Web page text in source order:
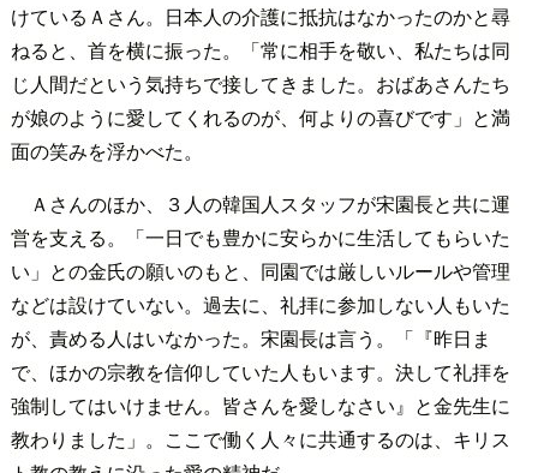
けているＡさん。日本人の介護に抵抗はなかったのかと尋
ねると、首を横に振った。「常に相手を敬い、私たちは同
じ人間だという気持ちで接してきました。おばあさんたち
が娘のように愛してくれるのが、何よりの喜びです」と満
面の笑みを浮かべた。
Ａさんのほか、３人の韓国人スタッフが宋園長と共に運
営を支える。「一日でも豊かに安らかに生活してもらいた
い」との金氏の願いのもと、同園では厳しいルールや管理
などは設けていない。過去に、礼拝に参加しない人もいた
が、責める人はいなかった。宋園長は言う。「『昨日ま
で、ほかの宗教を信仰していた人もいます。決して礼拝を
強制してはいけません。皆さんを愛しなさい』と金先生に
教わりました」。ここで働く人々に共通するのは、キリス